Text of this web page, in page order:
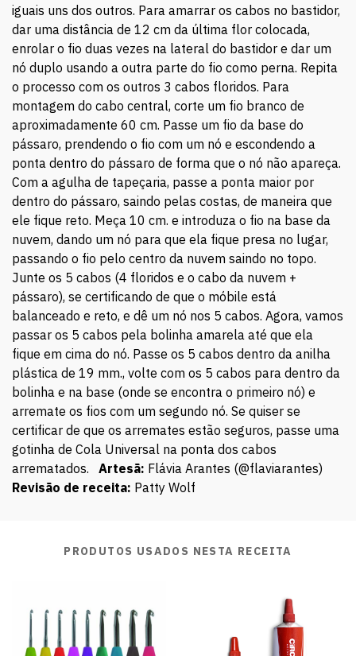
iguais uns dos outros. Para amarrar os cabos no bastidor,
dar uma distância de 12 cm da última flor colocada,
enrolar o fio duas vezes na lateral do bastidor e dar um
nó duplo usando a outra parte do fio como perna. Repita
o processo com os outros 3 cabos floridos. Para
montagem do cabo central, corte um fio branco de
aproximadamente 60 cm. Passe um fio da base do
pássaro, prendendo o fio com um nó e escondendo a
ponta dentro do pássaro de forma que o nó não apareça.
Com a agulha de tapeçaria, passe a ponta maior por
dentro do pássaro, saindo pelas costas, de maneira que
ele fique reto. Meça 10 cm. e introduza o fio na base da
nuvem, dando um nó para que ela fique presa no lugar,
passando o fio pelo centro da nuvem saindo no topo.
Junte os 5 cabos (4 floridos e o cabo da nuvem +
pássaro), se certificando de que o móbile está
balanceado e reto, e dê um nó nos 5 cabos. Agora, vamos
passar os 5 cabos pela bolinha amarela até que ela
fique em cima do nó. Passe os 5 cabos dentro da anilha
plástica de 19 mm., volte com os 5 cabos para dentro da
bolinha e na base (onde se encontra o primeiro nó) e
arremate os fios com um segundo nó. Se quiser se
certificar de que os arremates estão seguros, passe uma
gotinha de Cola Universal na ponta dos cabos
arrematados. Artesã: Flávia Arantes (@flaviarantes)
Revisão de receita: Patty Wolf
PRODUTOS USADOS NESTA RECEITA